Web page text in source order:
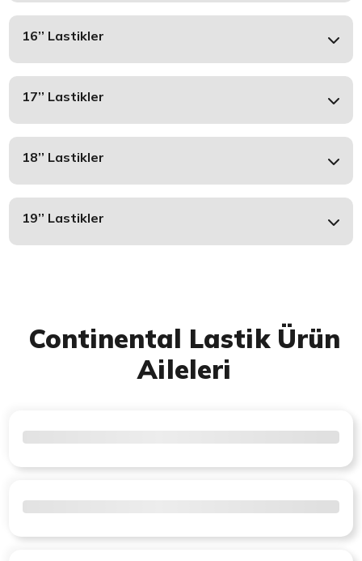
16’’ Lastikler
17’’ Lastikler
18’’ Lastikler
19’’ Lastikler
Continental Lastik Ürün
Aileleri